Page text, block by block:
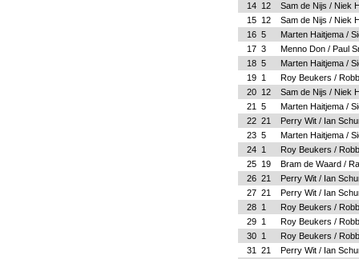
14 12
Sam de Nijs / Niek
15 12
Sam de Nijs / Niek
16 5
Marten Haitjema /
17 3
Menno Don / Paul
18 5
Marten Haitjema /
19 1
Roy Beukers /
20 12
Sam de Nijs / Niek
21
5
Marten Haitjema /
22 21
Perry Wit / Ian
23 5
Marten Haitjema /
24 1
Roy Beukers /
25 19
Bram de Waard /
26 21
Perry Wit / Ian
27 21
Perry Wit / Ian
28 1
Roy Beukers /
29 1
Roy Beukers /
30 1
Roy Beukers /
31
21
Perry Wit / Ian